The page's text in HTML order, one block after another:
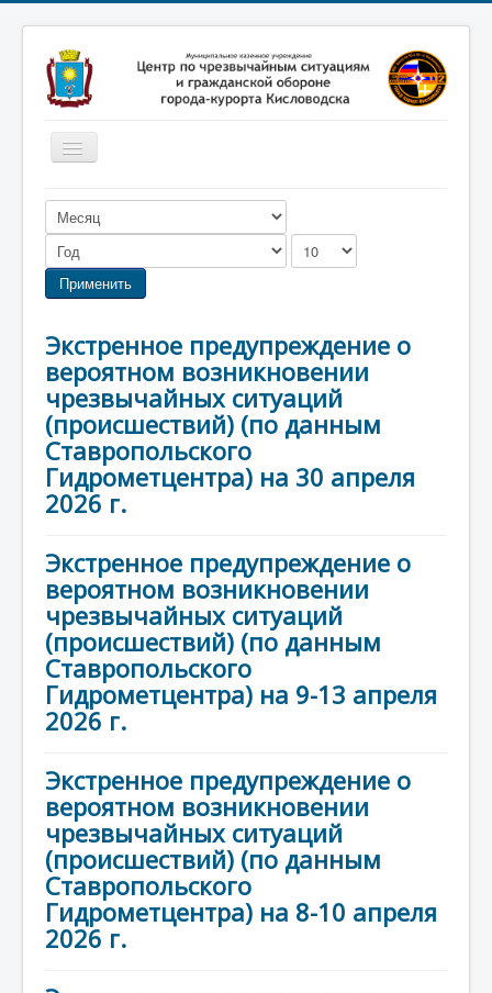
Включить/
выключить
Главная
Новости
Законодательство
Профилактика терроризма
Фотоматериалы
О нас
Применить
Экстренное предупреждение о
вероятном возникновении
чрезвычайных ситуаций
(происшествий) (по данным
Ставропольского
Гидрометцентра) на 30 апреля
2026 г.
Экстренное предупреждение о
вероятном возникновении
чрезвычайных ситуаций
(происшествий) (по данным
Ставропольского
Гидрометцентра) на 9-13 апреля
2026 г.
Экстренное предупреждение о
вероятном возникновении
чрезвычайных ситуаций
(происшествий) (по данным
Ставропольского
Гидрометцентра) на 8-10 апреля
2026 г.